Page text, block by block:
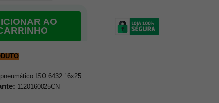
AO
ISO 6432 16x25
1120160025CN